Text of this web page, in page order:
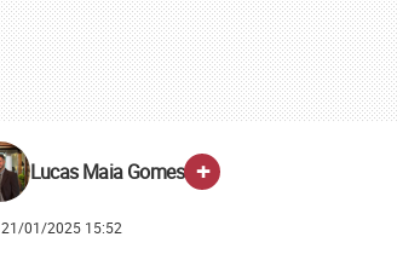
Lucas Maia Gomes +
21/01/2025 15:52